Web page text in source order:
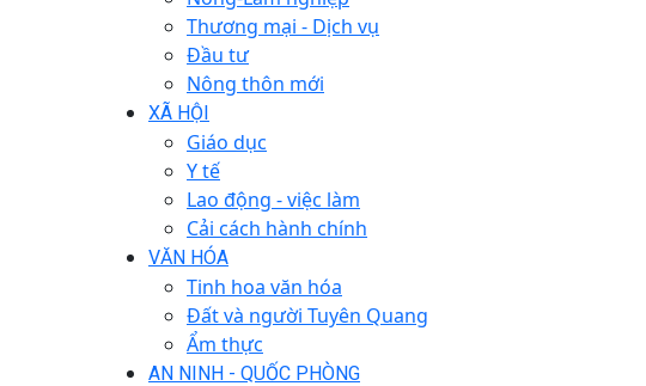
Thương mại - Dịch vụ
Đầu tư
Nông thôn mới
XÃ HỘI
Giáo dục
Y tế
Lao động - việc làm
Cải cách hành chính
VĂN HÓA
Tinh hoa văn hóa
Đất và người Tuyên Quang
Ẩm thực
AN NINH - QUỐC PHÒNG